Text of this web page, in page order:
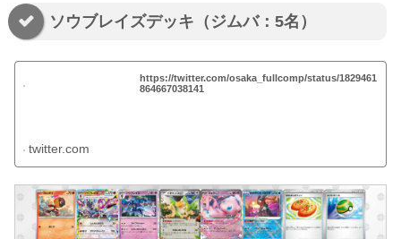
ソウブレイズデッキ（ジムバ：5名）
https://twitter.com/osaka_fullcomp/status/1829461
864667038141
twitter.com